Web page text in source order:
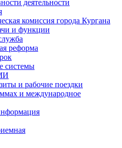
деятельности
комиссия города Кургана
и функции
реформа
системы
и рабочие поездки
и международное